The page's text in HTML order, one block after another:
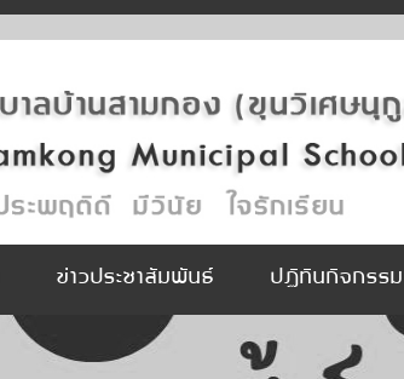
ข่าวประชาสัมพันธ์ ปฏิทินกิจกรรม